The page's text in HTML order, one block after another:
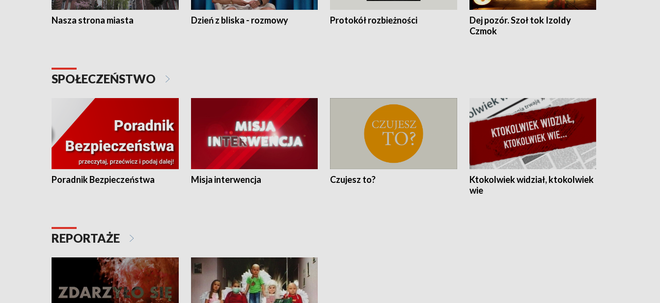
Nasza strona miasta Dzień z bliska - rozmowy Protokół rozbieżności
Dej pozór. Szoł tok Izoldy
Czmok
SPOŁECZEŃSTWO
Poradnik Bezpieczeństwa Misja interwencja Czujesz to?
Ktokolwiek widział, ktokolwiek
wie
REPORTAŻE